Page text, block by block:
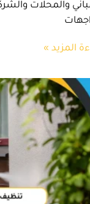
والمحلات
المزيد »